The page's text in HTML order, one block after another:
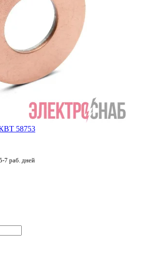
58753
7 раб. дней